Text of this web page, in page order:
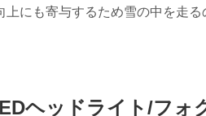
上にも寄与するため雪の中を走る
ヘッドライト/フォ